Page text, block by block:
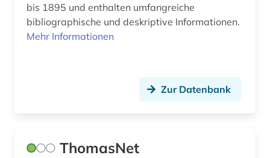
bis 1895 und enthalten umfangreiche
bibliographische und deskriptive Informationen.
Mehr Informationen
Zur Datenbank
ThomasNet